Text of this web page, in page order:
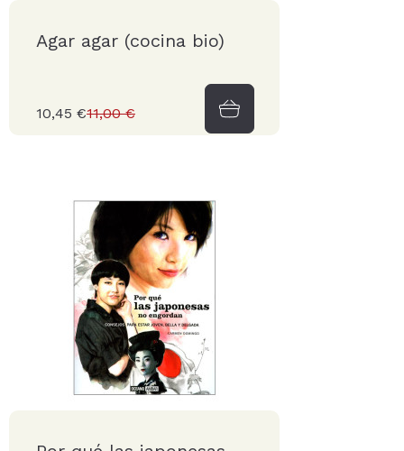
Agar agar (cocina bio)
10,45 €11,00 €